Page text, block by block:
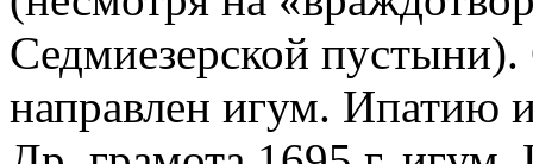
Седмиезерской
направлен игум. Ипатию